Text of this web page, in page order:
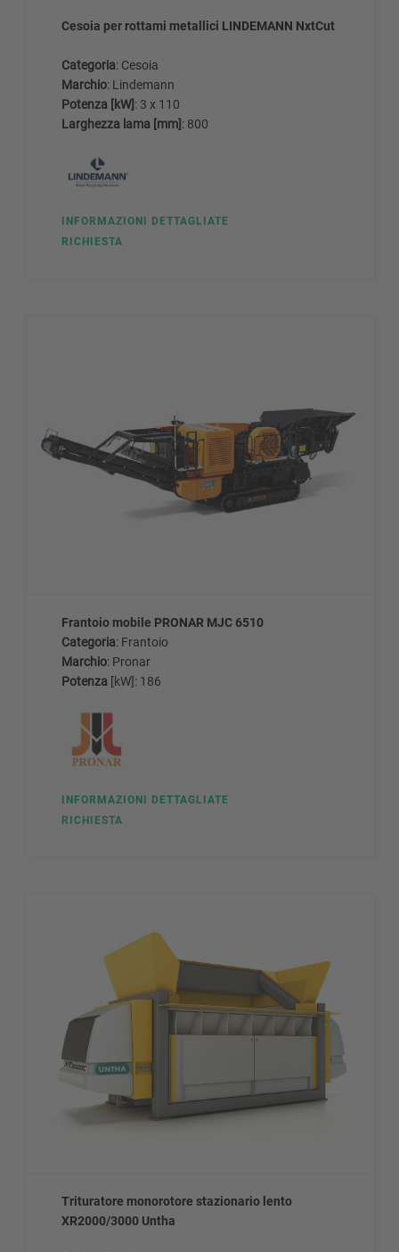
Cesoia per rottami metallici LINDEMANN NxtCut
Categoria: Cesoia
Marchio: Lindemann
Potenza [kW]: 3 x 110
Larghezza lama [mm]: 800
INFORMAZIONI DETTAGLIATE
RICHIESTA
Frantoio mobile PRONAR MJC 6510
Categoria: Frantoio
Marchio: Pronar
Potenza [kW]: 186
INFORMAZIONI DETTAGLIATE
RICHIESTA
Trituratore monorotore stazionario lento
XR2000/3000 Untha